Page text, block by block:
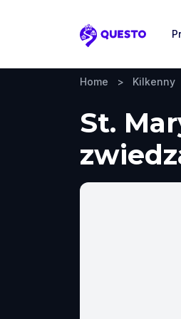
Questo
Home > Kilkenny
St.